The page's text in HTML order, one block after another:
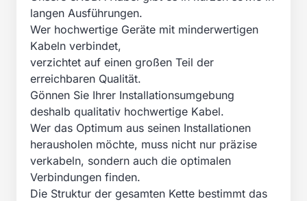
langen Ausführungen.
Wer hochwertige Geräte mit minderwertigen
Kabeln verbindet,
verzichtet auf einen großen Teil der
erreichbaren Qualität.
Gönnen Sie Ihrer Installationsumgebung
deshalb qualitativ hochwertige Kabel.
Wer das Optimum aus seinen Installationen
herausholen möchte, muss nicht nur präzise
verkabeln, sondern auch die optimalen
Verbindungen finden.
Die Struktur der gesamten Kette bestimmt das